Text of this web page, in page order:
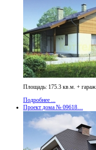
Площадь: 175.3 кв.м. + гараж
Подробнее ...
Проект дома № 09618…